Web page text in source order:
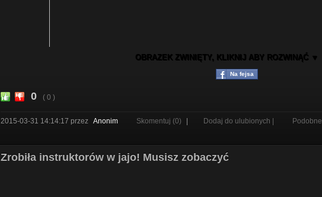
OBRAZEK ZWINIĘTY, KLIKNIJ ABY ROZWINĄĆ ▼
Na fejsa
0 ( 0 )
2015-03-31 14:14:17 przez Anonim Skomentuj (0) Dodaj do ulubionych | Podobne
Zrobiła instruktorów w jajo! Musisz zobaczyć